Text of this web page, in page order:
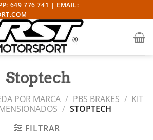
649 776 741 | EMAIL:
Stoptech
POR MARCA / PBS BRAKES / KIT
/ STOPTECH
FILTRAR